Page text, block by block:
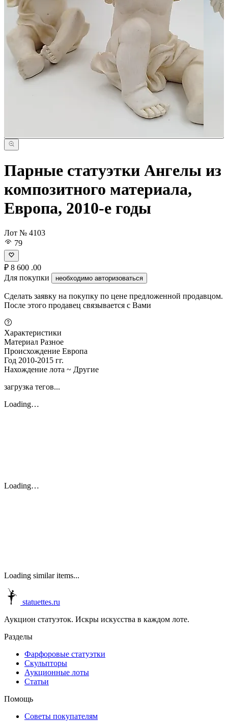
Парные статуэтки Ангелы из
композитного материала,
Европа, 2010-е годы
Лот № 4103
79
₽ 8 600 .00
Для покупки
необходимо авторизоваться
Сделать заявку на покупку по цене предложенной продавцом.
После этого продавец связывается с Вами
Характеристики
Материал Разное
Происхождение Европа
Год 2010-2015 гг.
Нахождение лота ~ Другие
загрузка тегов...
Loading…
Loading…
Loading similar items...
statuettes.ru
Аукцион статуэток. Искры искусства в каждом лоте.
Разделы
Фарфоровые статуэтки
Скульпторы
Аукционные лоты
Статьи
Помощь
Советы покупателям